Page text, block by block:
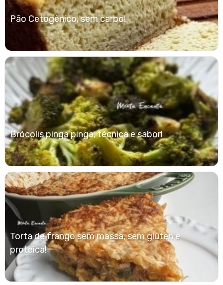
Pão Cetogênico, sem carbo!
Brócolis pinga pinga, técnica e sabor!
Torta de frango sem massa, sem glúten e
proteica!